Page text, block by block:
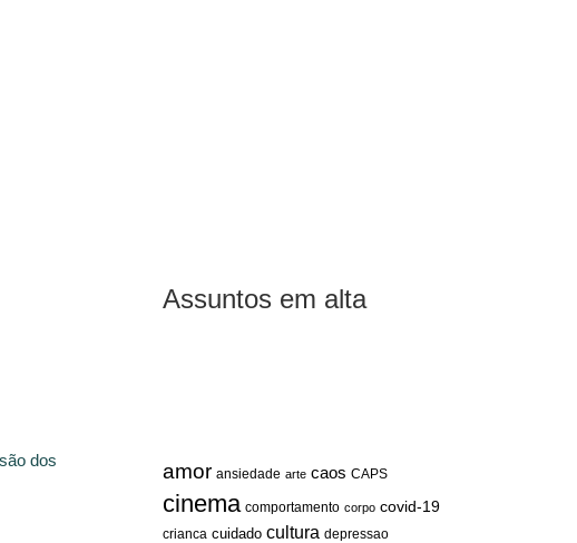
Assuntos em alta
amor ansiedade arte caos CAPS
cinema comportamento corpo covid-19
crianca cuidado cultura depressao
dos